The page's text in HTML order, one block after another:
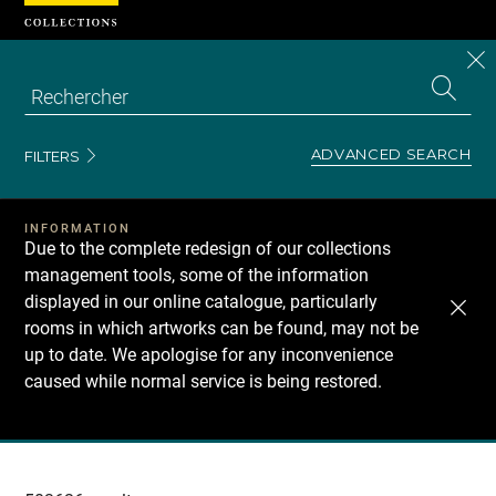
FILTERS ADVANCED SEARCH
INFORMATION
Due to the complete redesign of our collections
management tools, some of the information
displayed in our online catalogue, particularly
rooms in which artworks can be found, may not be
up to date. We apologise for any inconvenience
caused while normal service is being restored.
Recherche
Cookies management panel